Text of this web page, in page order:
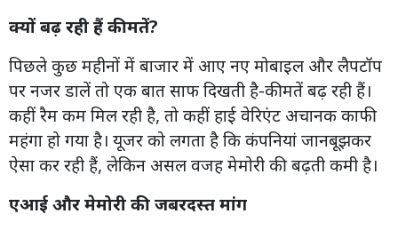
क्यों बढ़ रही हैं कीमतें?
पिछले कुछ महीनों में बाजार में आए नए मोबाइल और लैपटॉप
पर नजर डालें तो एक बात साफ दिखती है-कीमतें बढ़ रही हैं।
कहीं रैम कम मिल रही है, तो कहीं हाई वेरिएंट अचानक काफी
महंगा हो गया है। यूजर को लगता है कि कंपनियां जानबूझकर
ऐसा कर रही हैं, लेकिन असल वजह मेमोरी की बढ़ती कमी है।
एआई और मेमोरी की जबरदस्त मांग